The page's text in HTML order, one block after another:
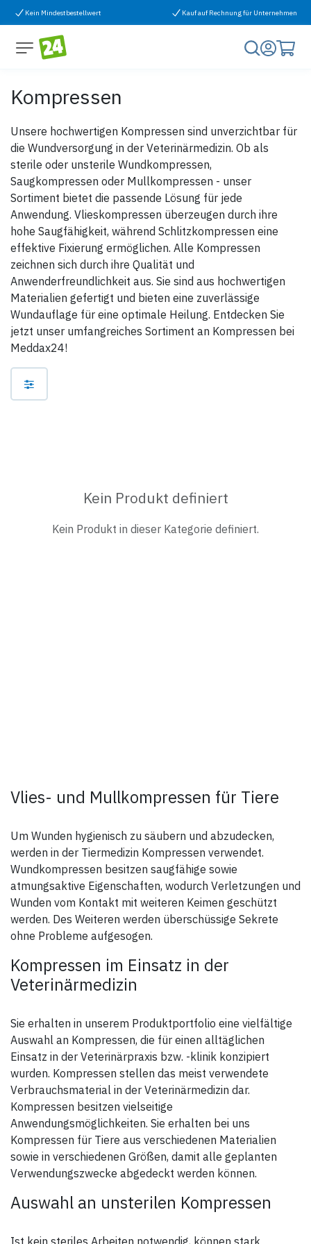
Zum Inhalt springen
Kein Mindestbestellwert Kauf auf Rechnung für Unternehmen
Kompressen
Unsere hochwertigen Kompressen sind unverzichtbar für
die Wundversorgung in der Veterinärmedizin. Ob als
sterile oder unsterile Wundkompressen,
Saugkompressen oder Mullkompressen - unser
Sortiment bietet die passende Lösung für jede
Anwendung. Vlieskompressen überzeugen durch ihre
hohe Saugfähigkeit, während Schlitzkompressen eine
effektive Fixierung ermöglichen. Alle Kompressen
zeichnen sich durch ihre Qualität und
Anwenderfreundlichkeit aus. Sie sind aus hochwertigen
Materialien gefertigt und bieten eine zuverlässige
Wundauflage für eine optimale Heilung. Entdecken Sie
jetzt unser umfangreiches Sortiment an Kompressen bei
Meddax24!
Kein Produkt definiert
Kein Produkt in dieser Kategorie definiert.
Vlies- und Mullkompressen für Tiere
Um Wunden hygienisch zu säubern und abzudecken,
werden in der Tiermedizin Kompressen verwendet.
Wundkompressen besitzen saugfähige sowie
atmungsaktive Eigenschaften, wodurch Verletzungen und
Wunden vom Kontakt mit weiteren Keimen geschützt
werden. Des Weiteren werden überschüssige Sekrete
ohne Probleme aufgesogen.
Kompressen im Einsatz in der
Veterinärmedizin
Sie erhalten in unserem Produktportfolio eine vielfältige
Auswahl an Kompressen, die für einen alltäglichen
Einsatz in der Veterinärpraxis bzw. -klinik konzipiert
wurden. Kompressen stellen das meist verwendete
Verbrauchsmaterial in der Veterinärmedizin dar.
Kompressen besitzen vielseitige
Anwendungsmöglichkeiten. Sie erhalten bei uns
Kompressen für Tiere aus verschiedenen Materialien
sowie in verschiedenen Größen, damit alle geplanten
Verwendungszwecke abgedeckt werden können.
Auswahl an unsterilen Kompressen
Ist kein steriles Arbeiten notwendig, können stark